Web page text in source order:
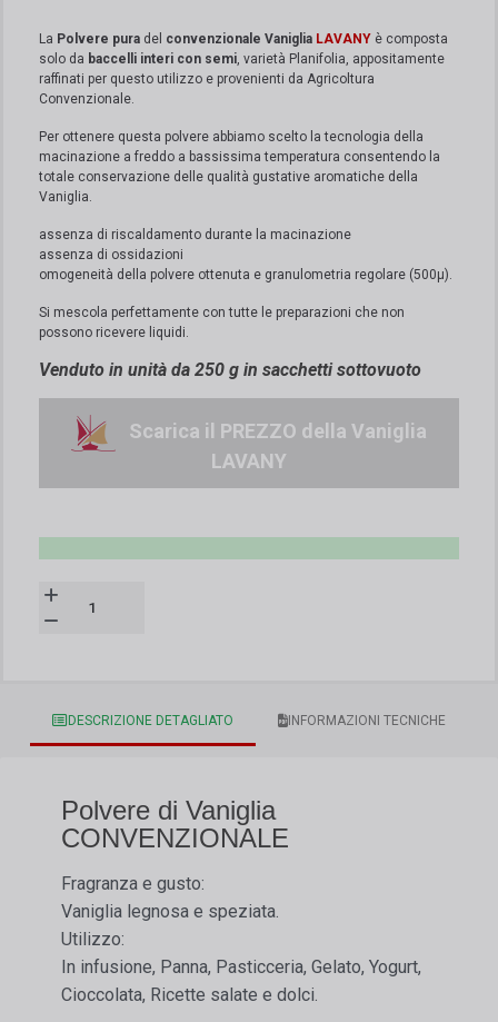
La Polvere pura del convenzionale Vaniglia LAVANY è composta
solo da baccelli interi con semi, varietà Planifolia, appositamente
raffinati per questo utilizzo e provenienti da Agricoltura
Convenzionale.
Per ottenere questa polvere abbiamo scelto la tecnologia della
macinazione a freddo a bassissima temperatura consentendo la
totale conservazione delle qualità gustative aromatiche della
Vaniglia.
assenza di riscaldamento durante la macinazione
assenza di ossidazioni
omogeneità della polvere ottenuta e granulometria regolare (500μ).
Si mescola perfettamente con tutte le preparazioni che non
possono ricevere liquidi.
Venduto in unità da 250 g in sacchetti sottovuoto
Scarica il PREZZO della Vaniglia
LAVANY
DESCRIZIONE DETAGLIATO INFORMAZIONI TECNICHE
Polvere di Vaniglia
CONVENZIONALE
Fragranza e gusto:
Vaniglia legnosa e speziata.
Utilizzo:
In infusione, Panna, Pasticceria, Gelato, Yogurt,
Cioccolata, Ricette salate e dolci.